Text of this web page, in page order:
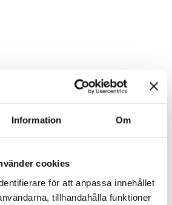
Information Om
cookies
för att anpassa innehållet
tillhandahålla funktioner
Lägg i varukorgen